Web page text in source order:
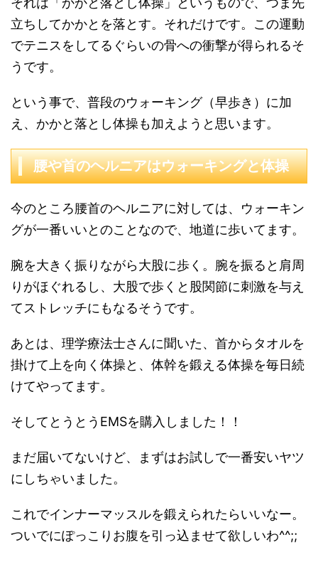
立ちしてかかとを落とす。それだけです。この運動
でテニスをしてるぐらいの骨への衝撃が得られるそ
うです。
という事で、普段のウォーキング（早歩き）に加
え、かかと落とし体操も加えようと思います。
腰や首のヘルニアはウォーキングと体操
今のところ腰首のヘルニアに対しては、ウォーキン
グが一番いいとのことなので、地道に歩いてます。
腕を大きく振りながら大股に歩く。腕を振ると肩周
りがほぐれるし、大股で歩くと股関節に刺激を与え
てストレッチにもなるそうです。
あとは、理学療法士さんに聞いた、首からタオルを
掛けて上を向く体操と、体幹を鍛える体操を毎日続
けてやってます。
そしてとうとうEMSを購入しました！！
まだ届いてないけど、まずはお試しで一番安いヤツ
にしちゃいました。
これでインナーマッスルを鍛えられたらいいなー。
ついでにぽっこりお腹を引っ込ませて欲しいわ^^;;